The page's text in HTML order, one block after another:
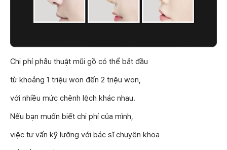
Chi phí phẫu thuật mũi gồ có thể bắt đầu
từ khoảng 1 triệu won đến 2 triệu won,
với nhiều mức chênh lệch khác nhau.
Nếu bạn muốn biết chi phí của mình,
việc tư vấn kỹ lưỡng với bác sĩ chuyên khoa